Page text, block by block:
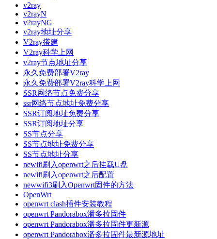
v2ray
v2rayN
v2rayNG
v2ray地址分享
V2ray搭建
V2ray科学上网
v2ray节点地址分享
永久免费部署V2ray
永久免费部署V2ray科学上网
SSR网络节点免费分享
ssr网络节点地址免费分享
SSR订阅地址免费分享
SSR订阅地址分享
SS节点分享
SS节点地址免费分享
SS节点地址分享
newifi刷入openwrt之后挂载U盘
newifi刷入openwrt之后配置
newwifi3刷入Openwrt固件的方法
OpenWrt
openwrt clash插件安装教程
openwrt Pandorabox潘多拉固件
openwrt Pandorabox潘多拉固件更新源
openwrt Pandorabox潘多拉固件最新源地址